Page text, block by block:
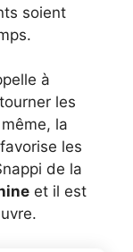
soient
à
les
la
favorise les
de la
et il est